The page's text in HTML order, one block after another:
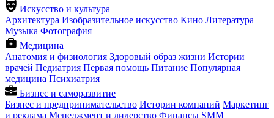
Искусство и культура
Архитектура Изобразительное искусство Кино Литература
Музыка Фотография
Медицина
Анатомия и физиология Здоровый образ жизни Истории
врачей Педиатрия Первая помощь Питание Популярная
медицина Психиатрия
Бизнес и саморазвитие
Бизнес и предпринимательство Истории компаний Маркетинг
и реклама Менеджмент и лидерство Финансы SMM